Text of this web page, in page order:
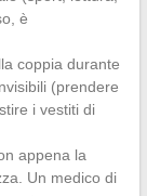
è
coppia durante
(prendere
i vestiti di
appena la
Un medico di